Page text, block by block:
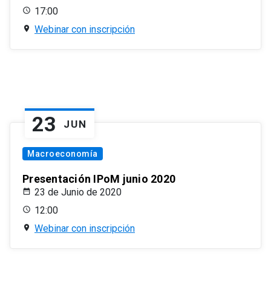
17:00
Webinar con inscripción
23 JUN
Macroeconomía
Presentación IPoM junio 2020
23 de Junio de 2020
12:00
Webinar con inscripción